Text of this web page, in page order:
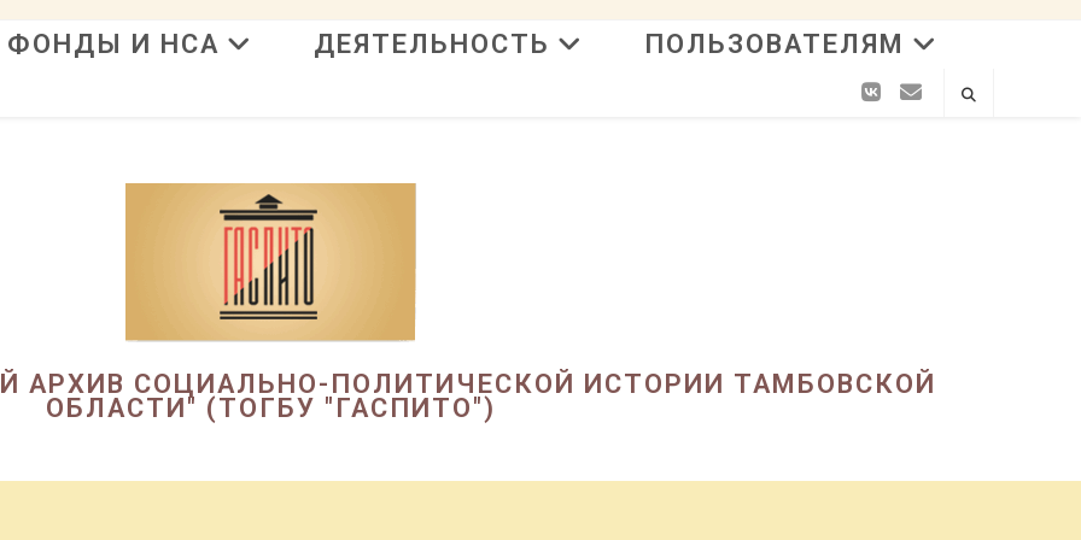
ФОНДЫ И НСА ДЕЯТЕЛЬНОСТЬ ПОЛЬЗОВАТЕЛЯМ
АРХИВ СОЦИАЛЬНО-ПОЛИТИЧЕСКОЙ ИСТОРИИ ТАМБОВСКОЙ
ОБЛАСТИ" (ТОГБУ "ГАСПИТО")